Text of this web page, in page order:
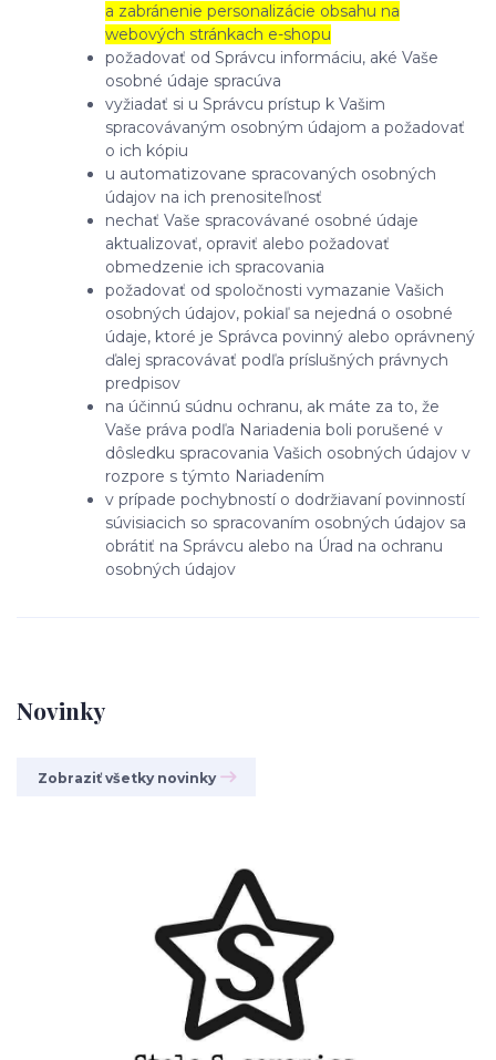
Novinky
Zobraziť všetky novinky
a zabránenie personalizácie obsahu na
webových stránkach e-shopu
požadovať od Správcu informáciu, aké Vaše
osobné údaje spracúva
vyžiadať si u Správcu prístup k Vašim
spracovávaným osobným údajom a požadovať
o ich kópiu
u automatizovane spracovaných osobných
údajov na ich prenositeľnosť
nechať Vaše spracovávané osobné údaje
aktualizovať, opraviť alebo požadovať
obmedzenie ich spracovania
požadovať od spoločnosti vymazanie Vašich
osobných údajov, pokiaľ sa nejedná o osobné
údaje, ktoré je Správca povinný alebo oprávnený
ďalej spracovávať podľa príslušných právnych
predpisov
na účinnú súdnu ochranu, ak máte za to, že
Vaše práva podľa Nariadenia boli porušené v
dôsledku spracovania Vašich osobných údajov v
rozpore s týmto Nariadením
v prípade pochybností o dodržiavaní povinností
súvisiacich so spracovaním osobných údajov sa
obrátiť na Správcu alebo na Úrad na ochranu
osobných údajov